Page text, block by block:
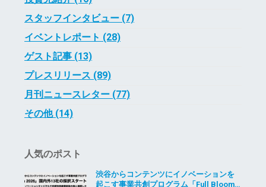
スタッフインタビュー (7)
イベントレポート (28)
ゲスト記事 (13)
プレスリリース (89)
月刊ニュースレター (77)
その他 (14)
人気のポスト
渋谷からコンテンツにイノベーションを
起こす事業共創プログラム「Full Bloom…